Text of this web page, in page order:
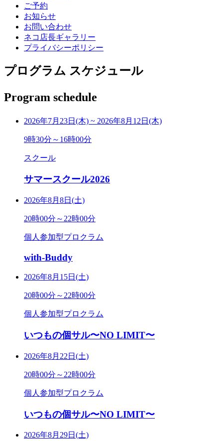
ご予約
お知らせ
お問い合わせ
ネコ店長ギャラリー
プライバシーポリシー
プログラム スケジュール
Program schedule
2026年7月23日(木) ~ 2026年8月12日(木)
9時30分～16時00分
スクール
サマースクール2026
2026年8月8日(土)
20時00分～22時00分
個人参加型プロクラム
with-Buddy
2026年8月15日(土)
20時00分～22時00分
個人参加型プロクラム
いつもの個サル〜NO LIMIT〜
2026年8月22日(土)
20時00分～22時00分
個人参加型プロクラム
いつもの個サル〜NO LIMIT〜
2026年8月29日(土)